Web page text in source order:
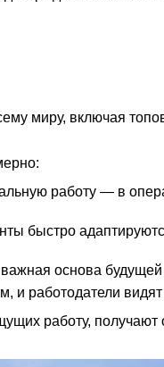
миру, включая
работу — в
быстро
основа
и работодатели
работу,